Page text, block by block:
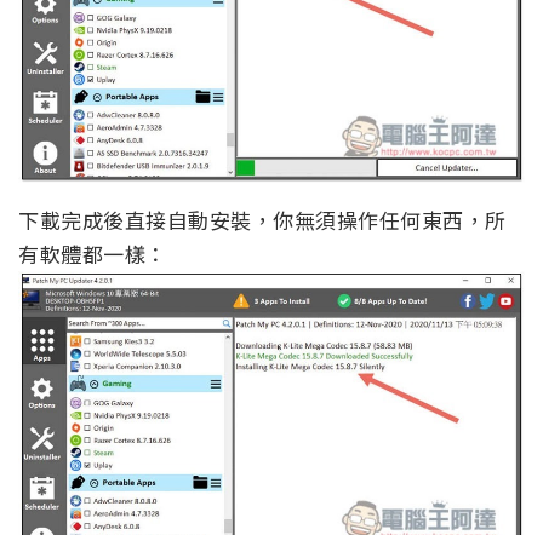
下載完成後直接自動安裝，你無須操作任何東西，所
有軟體都一樣：